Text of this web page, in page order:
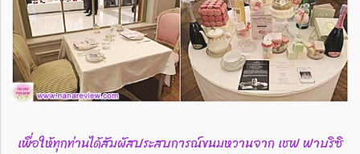
เพื่อให้ทุกท่านได้สัมผัสประสบการณ์ขนมหวานจาก เชฟ ฟาบริซิ